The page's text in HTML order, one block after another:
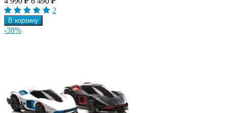
2
В корзину
-38%